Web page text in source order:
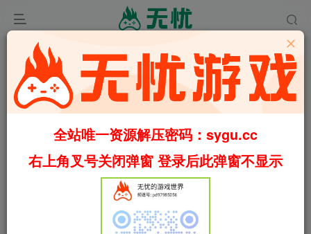
00:00/01:42 speed
亦春秋/Power Of Seasons Build.6180346 “修
全站唯一资源解压密码：sygu.cc
右上角叉号关闭弹窗 登录后此弹窗不显示